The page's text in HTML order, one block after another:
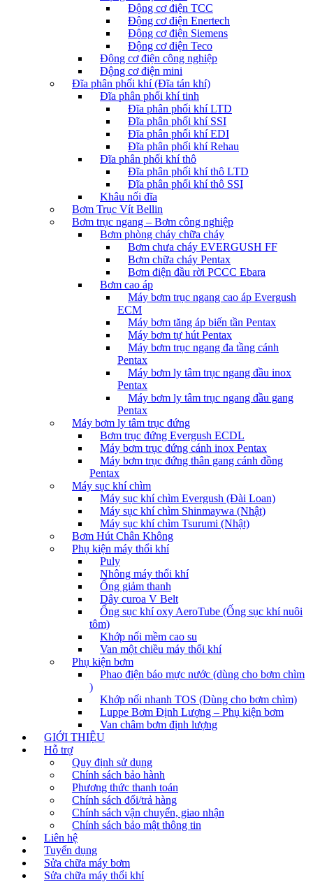
Động cơ điện TCC
Động cơ điện Enertech
Động cơ điện Siemens
Động cơ điện Teco
Động cơ điện công nghiệp
Động cơ điện mini
Đĩa phân phối khí (Đĩa tán khí)
Đĩa phân phối khí tinh
Đĩa phân phối khí LTD
Đĩa phân phối khí SSI
Đĩa phân phối khí EDI
Đĩa phân phối khí Rehau
Đĩa phân phối khí thô
Đĩa phân phối khí thô LTD
Đĩa phân phối khí thô SSI
Khâu nối đĩa
Bơm Trục Vít Bellin
Bơm trục ngang – Bơm công nghiệp
Bơm phòng cháy chữa cháy
Bơm chưa cháy EVERGUSH FF
Bơm chữa cháy Pentax
Bơm điện đầu rời PCCC Ebara
Bơm cao áp
Máy bơm trục ngang cao áp Evergush
ECM
Máy bơm tăng áp biến tần Pentax
Máy bơm tự hút Pentax
Máy bơm trục ngang đa tầng cánh
Pentax
Máy bơm ly tâm trục ngang đầu inox
Pentax
Máy bơm ly tâm trục ngang đầu gang
Pentax
Máy bơm ly tâm trục đứng
Bơm trục đứng Evergush ECDL
Máy bơm trục đứng cánh inox Pentax
Máy bơm trục đứng thân gang cánh đồng
Pentax
Máy sục khí chìm
Máy sục khí chìm Evergush (Đài Loan)
Máy sục khí chìm Shinmaywa (Nhật)
Máy sục khí chìm Tsurumi (Nhật)
Bơm Hút Chân Không
Phụ kiện máy thổi khí
Puly
Nhông máy thổi khí
Ống giảm thanh
Dây curoa V Belt
Ống sục khí oxy AeroTube (Ống sục khí nuôi
tôm)
Khớp nối mềm cao su
Van một chiều máy thổi khí
Phụ kiện bơm
Phao điện báo mực nước (dùng cho bơm chìm
)
Khớp nối nhanh TOS (Dùng cho bơm chìm)
Luppe Bơm Định Lượng – Phụ kiện bơm
Van châm bơm định lượng
GIỚI THIỆU
Hỗ trợ
Quy định sử dụng
Chính sách bảo hành
Phương thức thanh toán
Chính sách đổi/trả hàng
Chính sách vận chuyển, giao nhận
Chính sách bảo mật thông tin
Liên hệ
Tuyển dụng
Sửa chữa máy bơm
Sửa chữa máy thổi khí